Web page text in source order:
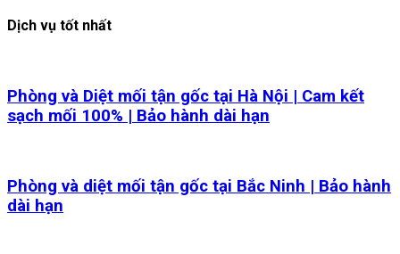
Dịch vụ tốt nhất
Phòng và Diệt mối tận gốc tại Hà Nội | Cam kết
sạch mối 100% | Bảo hành dài hạn
Phòng và diệt mối tận gốc tại Bắc Ninh | Bảo hành
dài hạn